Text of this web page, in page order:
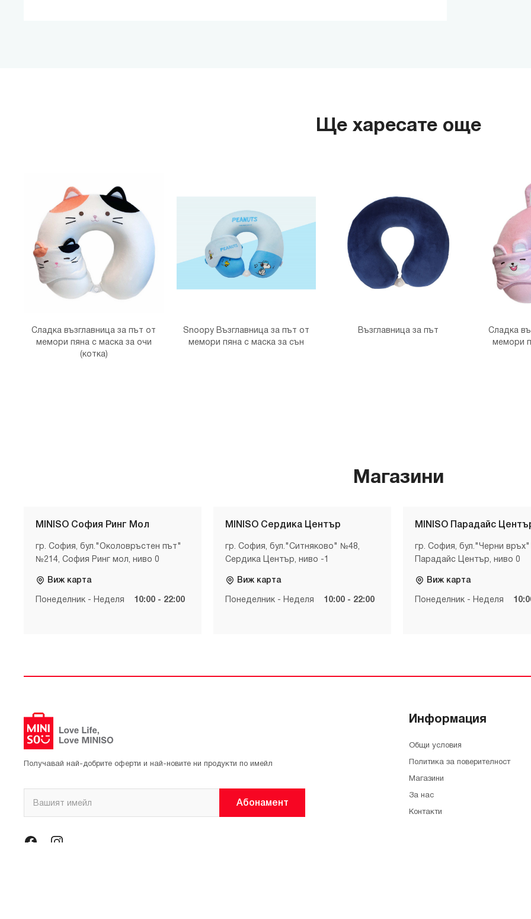
Ще харесате още
Сладка възглавница за път от
мемори пяна с маска за очи
(котка)
Snoopy Възглавница за път от
мемори пяна с маска за сън
Възглавница за път
Сладка
мемори
Магазини
MINISO София Ринг Мол
гр. София, бул."Околовръстен път"
№214, София Ринг мол, ниво 0
Виж карта
Понеделник - Неделя 10:00 - 22:00
MINISO Сердика Център
гр. София, бул."Ситняково" №48,
Сердика Център, ниво -1
Виж карта
Понеделник - Неделя 10:00 - 22:00
MINISO Парадайс
гр. София, бул."Черни
Парадайс Център, ниво 0
Виж карта
Понеделник - Неделя
Получавай най-добрите оферти и най-новите ни продукти по имейл
Абонамент
Информация
Общи условия
Политика за поверителност
Магазини
За нас
Контакти